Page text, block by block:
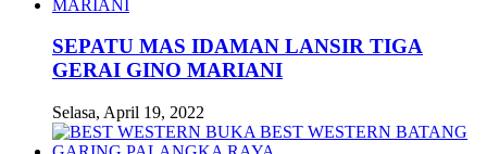
SEPATU MAS IDAMAN LANSIR TIGA
GERAI GINO MARIANI
Selasa, April 19, 2022